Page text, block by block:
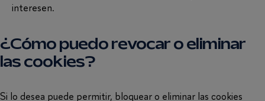
interesen.
¿Cómo puedo revocar o eliminar
las cookies?
Si lo desea puede permitir, bloquear o eliminar las cookies